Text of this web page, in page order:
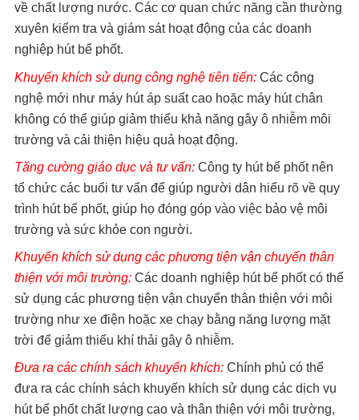
về chất lượng nước. Các cơ quan chức năng cần thường
xuyên kiểm tra và giám sát hoạt động của các doanh
nghiệp hút bể phốt.
Khuyến khích sử dụng công nghệ tiên tiến:Các công
nghệ mới như máy hút áp suất cao hoặc máy hút chân
không có thể giúp giảm thiểu khả năng gây ô nhiễm môi
trường và cải thiện hiệu quả hoạt động.
Tăng cường giáo dục và tư vấn:Công ty hút bể phốt nên
tổ chức các buổi tư vấn để giúp người dân hiểu rõ về quy
trình hút bể phốt, giúp họ đóng góp vào việc bảo vệ môi
trường và sức khỏe con người.
Khuyến khích sử dụng các phương tiện vận chuyển thân
thiện với môi trường:Các doanh nghiệp hút bể phốt có thể
sử dụng các phương tiện vận chuyển thân thiện với môi
trường như xe điện hoặc xe chạy bằng năng lượng mặt
trời để giảm thiểu khí thải gây ô nhiễm.
Đưa ra các chính sách khuyến khích:Chính phủ có thể
đưa ra các chính sách khuyến khích sử dụng các dịch vụ
hút bể phốt chất lượng cao và thân thiện với môi trường,